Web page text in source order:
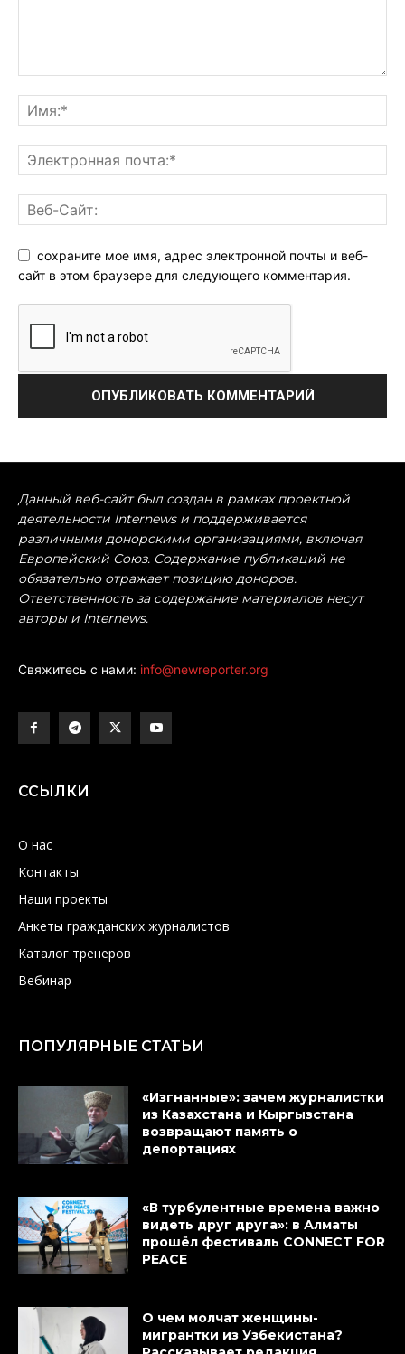
сохраните мое имя, адрес электронной почты и веб-
сайт в этом браузере для следующего комментария.
Данный веб-сайт был создан в рамках проектной
деятельности Internews и поддерживается
различными донорскими организациями, включая
Европейский Союз. Содержание публикаций не
обязательно отражает позицию доноров.
Ответственность за содержание материалов несут
авторы и Internews.
Свяжитесь с нами: info@newreporter.org
ССЫЛКИ
О нас
Контакты
Наши проекты
Анкеты гражданских журналистов
Каталог тренеров
Вебинар
ПОПУЛЯРНЫЕ СТАТЬИ
«Изгнанные»: зачем журналистки
из Казахстана и Кыргызстана
возвращают память о
депортациях
«В турбулентные времена важно
видеть друг друга»: в Алматы
прошёл фестиваль CONNECT FOR
PEACE
О чем молчат женщины-
мигрантки из Узбекистана?